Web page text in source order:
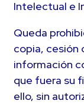
Intelectual e
Queda
copia, cesión
información
que fuera su
ello, sin